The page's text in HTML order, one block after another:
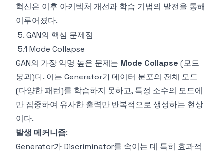
혁신은 이후 아키텍처 개선과 학습 기법의 발전을 통해
이루어졌다.
5. GAN의 핵심 문제점
5.1 Mode Collapse
GAN의 가장 악명 높은 문제는 Mode Collapse (모드
붕괴)다. 이는 Generator가 데이터 분포의 전체 모드
(다양한 패턴)를 학습하지 못하고, 특정 소수의 모드에
만 집중하여 유사한 출력만 반복적으로 생성하는 현상
이다.
발생 메커니즘:
Generator가 Discriminator를 속이는 데 특히 효과적